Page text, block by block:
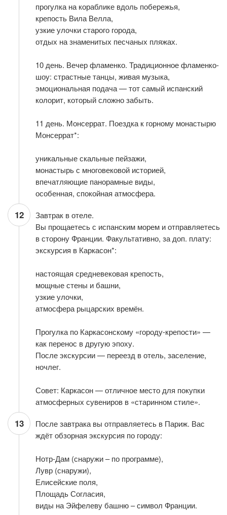
прогулка на кораблике вдоль побережья,
крепость Вила Велла,
узкие улочки старого города,
отдых на знаменитых песчаных пляжах.
10 день. Вечер фламенко. Традиционное фламенко-
шоу: страстные танцы, живая музыка,
эмоциональная подача — тот самый испанский
колорит, который сложно забыть.
11 день. Монсеррат. Поездка к горному монастырю
Монсеррат*:
уникальные скальные пейзажи,
монастырь с многовековой историей,
впечатляющие панорамные виды,
особенная, спокойная атмосфера.
12
Завтрак в отеле.
Вы прощаетесь с испанским морем и отправляетесь
в сторону Франции. Факультативно, за доп. плату:
экскурсия в Каркасон*:
настоящая средневековая крепость,
мощные стены и башни,
узкие улочки,
атмосфера рыцарских времён.
Прогулка по Каркасонскому «городу-крепости» —
как перенос в другую эпоху.
После экскурсии — переезд в отель, заселение,
ночлег.
Совет: Каркасон — отличное место для покупки
атмосферных сувениров в «старинном стиле».
13
После завтрака вы отправляетесь в Париж. Вас
ждёт обзорная экскурсия по городу:
Нотр-Дам (снаружи – по программе),
Лувр (снаружи),
Елисейские поля,
Площадь Согласия,
виды на Эйфелеву башню – символ Франции.